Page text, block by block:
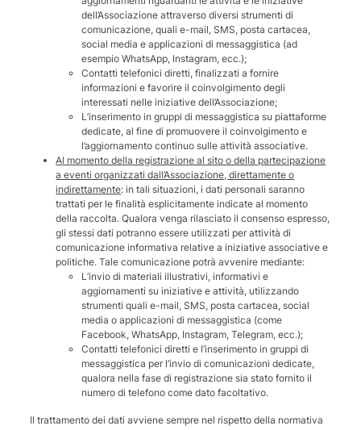
dell’Associazione attraverso diversi strumenti di
comunicazione, quali e-mail, SMS, posta cartacea,
social media e applicazioni di messaggistica (ad
esempio WhatsApp, Instagram, ecc.);
Contatti telefonici diretti, finalizzati a fornire
informazioni e favorire il coinvolgimento degli
interessati nelle iniziative dell’Associazione;
L’inserimento in gruppi di messaggistica su piattaforme
dedicate, al fine di promuovere il coinvolgimento e
l’aggiornamento continuo sulle attività associative.
Al momento della registrazione al sito o della partecipazione
a eventi organizzati dall’Associazione, direttamente o
indirettamente: in tali situazioni, i dati personali saranno
trattati per le finalità esplicitamente indicate al momento
della raccolta. Qualora venga rilasciato il consenso espresso,
gli stessi dati potranno essere utilizzati per attività di
comunicazione informativa relative a iniziative associative e
politiche. Tale comunicazione potrà avvenire mediante:
L’invio di materiali illustrativi, informativi e
aggiornamenti su iniziative e attività, utilizzando
strumenti quali e-mail, SMS, posta cartacea, social
media o applicazioni di messaggistica (come
Facebook, WhatsApp, Instagram, Telegram, ecc.);
Contatti telefonici diretti e l’inserimento in gruppi di
messaggistica per l’invio di comunicazioni dedicate,
qualora nella fase di registrazione sia stato fornito il
numero di telefono come dato facoltativo.
Il trattamento dei dati avviene sempre nel rispetto della normativa